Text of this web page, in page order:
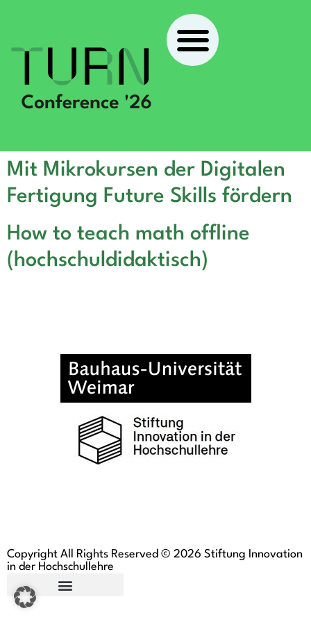
Mit Mikrokursen der Digitalen
Fertigung Future Skills fördern
How to teach math offline
(hochschuldidaktisch)
Copyright All Rights Reserved © 2026 Stiftung Innovation
in der Hochschullehre